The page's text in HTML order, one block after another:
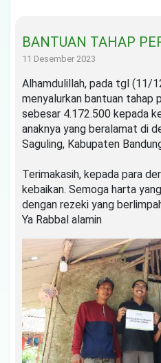
BANTUAN TAHAP
11 Desember 2023
Alhamdulillah, pada tgl (11/
menyalurkan bantuan tahap
sebesar 4.172.500 kepada
anaknya yang beralamat di
Saguling, Kabupaten
Terimakasih, kepada para
kebaikan. Semoga harta
dengan rezeki yang
Ya Rabbal alamin